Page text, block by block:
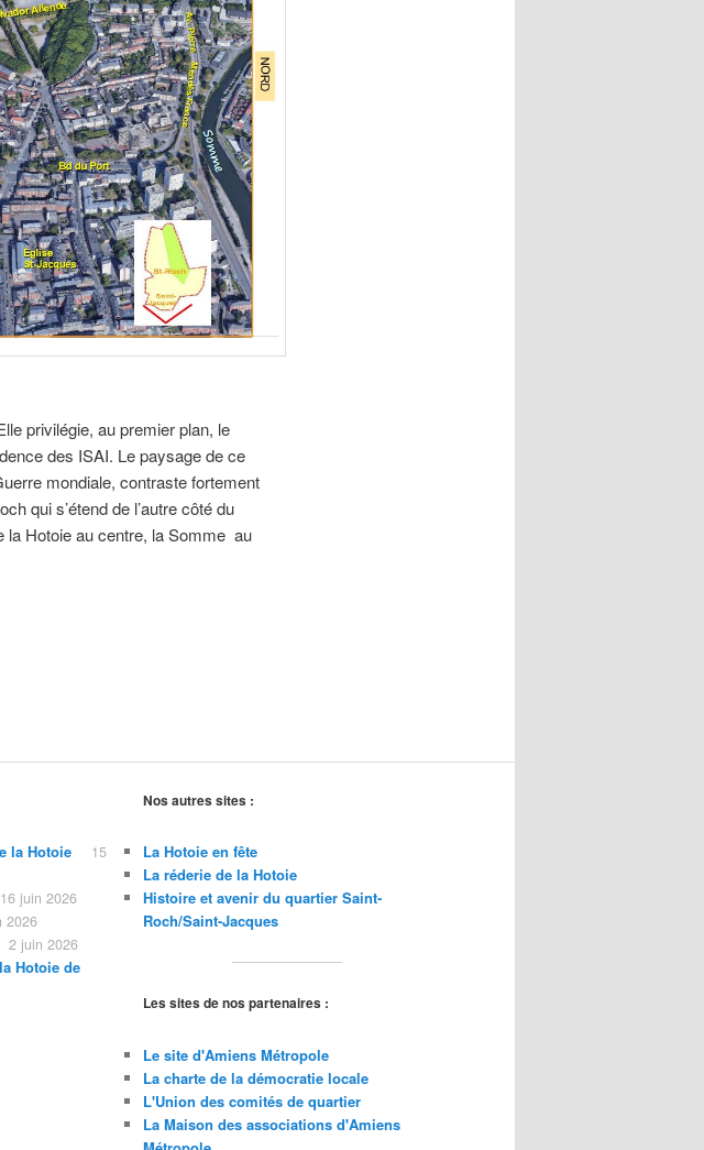
privilégie, au premier plan, le
des ISAI. Le paysage de ce
mondiale, contraste fortement
qui s’étend de l’autre côté du
la Hotoie au centre, la Somme au
la Hotoie
15
16 juin 2026
2026
2 juin 2026
Hotoie de
Nos autres sites :
La Hotoie en fête
La réderie de la Hotoie
Histoire et avenir du quartier Saint-
Roch/Saint-Jacques
Les sites de nos partenaires :
Le site d'Amiens Métropole
La charte de la démocratie locale
L'Union des comités de quartier
La Maison des associations d'Amiens